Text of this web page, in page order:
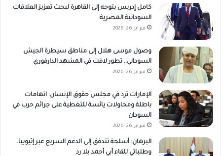
كامل إدريس يتوجه إلى القاهرة لبحث تعزيز العلاقات
السودانية المصرية
فبراير 26, 2026
وصول موسى هلال إلى مناطق سيطرة الجيش
السوداني.. تطور لافت في المشهد الدارفوري
فبراير 26, 2026
الإمارات ترد في مجلس حقوق الإنسان: اتهامات
باطلة ومحاولات يائسة للتغطية على جرائم حرب في
السودان
فبراير 26, 2026
البرهان: أسلحة تتدفق إلى الدعم السريع عبر إثيوبيا..
وطلباتي للقاء آبي أحمد بلا رد